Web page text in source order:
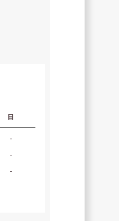
日
-
-
-